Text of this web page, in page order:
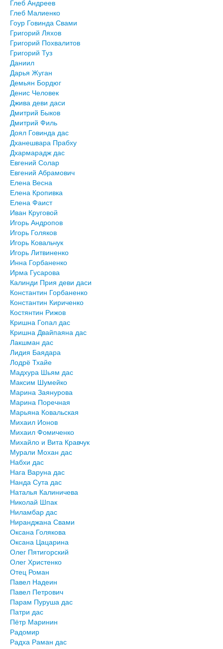
Глеб Андреев
Глеб Малиенко
Гоур Говинда Свами
Григорий Ляхов
Григорий Похвалитов
Григорий Туз
Даниил
Дарья Жуган
Демьян Бордюг
Денис Человек
Джива деви даси
Дмитрий Быков
Дмитрий Филь
Доял Говинда дас
Дханешвара Прабху
Дхармарадж дас
Евгений Солар
Евгений Абрамович
Елена Весна
Елена Кропивка
Елена Фаист
Иван Круговой
Игорь Андропов
Игорь Голяков
Игорь Ковальчук
Игорь Литвиненко
Инна Горбаненко
Ирма Гусарова
Калинди Прия деви даси
Константин Горбаненко
Константин Кириченко
Костянтин Рижов
Кришна Гопал дас
Кришна Двайпаяна дас
Лакшман дас
Лидия Баядара
Лодрё Тхайе
Мадхура Шьям дас
Максим Шумейко
Марина Заянурова
Марина Поречная
Марьяна Ковальская
Михаил Ионов
Михаил Фомиченко
Михайло и Вита Кравчук
Мурали Мохан дас
Набхи дас
Нага Варуна дас
Нанда Сута дас
Наталья Калиничева
Николай Шпак
Ниламбар дас
Ниранджана Свами
Оксана Голякова
Оксана Цацарина
Олег Пятигорский
Олег Христенко
Отец Роман
Павел Надеин
Павел Петрович
Парам Пуруша дас
Патри дас
Пётр Маринин
Радомир
Радха Раман дас